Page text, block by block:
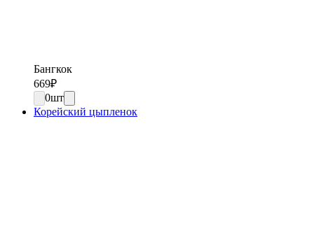
Бангкок
669₽
0шт
Корейский цыпленок